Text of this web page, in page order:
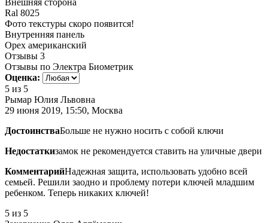
Ral 8025
Фото текстуры скоро появится!
Внутренняя панель
Орех американский
Отзывы 3
Отзывы по Электра Биометрик
Оценка:
5 из 5
Рымар Юлия Львовна
29 июня 2019, 15:50, Москва
ДостоинстваБольше не нужно носить с собой ключи
Недостаткизамок не рекомендуется ставить на уличные двери
КомментарийНадежная защита, использовать удобно всей
семьей. Решили заодно и проблему потери ключей младшим
ребенком. Теперь никаких ключей!
5 из 5